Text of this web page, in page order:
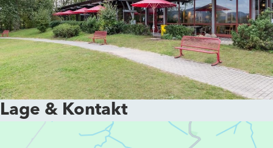
Lage & Kontakt